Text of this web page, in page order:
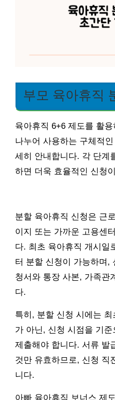
부모 육아휴직
육아휴직 6+6 제도를 활
나누어 사용하는 구체적
세히 안내합니다. 각 단계
하면 더욱 효율적인 신청
분할 육아휴직 신청은 근
이지 또는 가까운 고용센
다. 최초 육아휴직 개시일
터 분할 신청이 가능하며,
청서와 통장 사본, 가족관
다.
특히, 분할 신청 시에는
가 아닌, 신청 시점을 기
제출해야 합니다. 서류 발
것만 유효하므로, 신청 직
니다.
아빠 육아휴직 보너스 제